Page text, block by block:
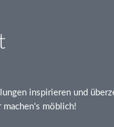
inspirieren und
möblich!